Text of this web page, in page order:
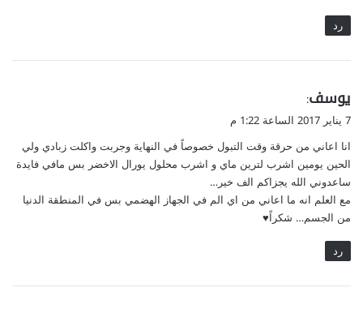
رد
ي
ق
ل
يوسف:
7 يناير 2017 الساعة 1:22 م
انا اعاني من حرقة وقت التبول خصوصاً في النهاية وجربت واكلت زبادي ولي
الحين يومين اشرب لترين ماي و اشرب محلول يورال الاخضر بس مافي فايدة
ساعدوني الله يجزاكم الف خير…
مع العلم انه ما اعاني من اي الم في الجهاز الهضمي بس في المنطقة الدنيا
من الجسم… شكراً♥️
رد